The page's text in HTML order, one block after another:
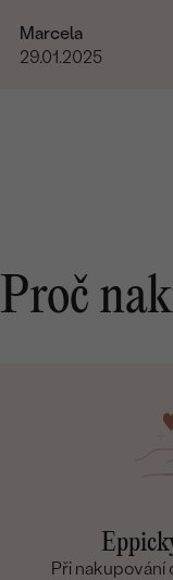
Marcela
29.01.2025
Proč
Při nakupování